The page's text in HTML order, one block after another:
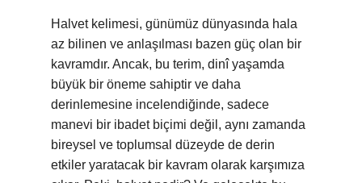
Halvet kelimesi, günümüz dünyasında hala
az bilinen ve anlaşılması bazen güç olan bir
kavramdır. Ancak, bu terim, dinî yaşamda
büyük bir öneme sahiptir ve daha
derinlemesine incelendiğinde, sadece
manevi bir ibadet biçimi değil, aynı zamanda
bireysel ve toplumsal düzeyde de derin
etkiler yaratacak bir kavram olarak karşımıza